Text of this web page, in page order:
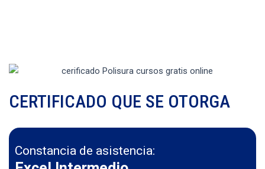
CERTIFICADO QUE SE OTORGA
Constancia de asistencia: